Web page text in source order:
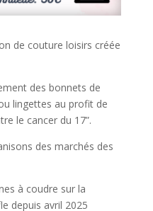
de couture loisirs créée
des bonnets de
lingettes au profit de
le cancer du 17”.
des marchés des
à coudre sur la
depuis avril 2025